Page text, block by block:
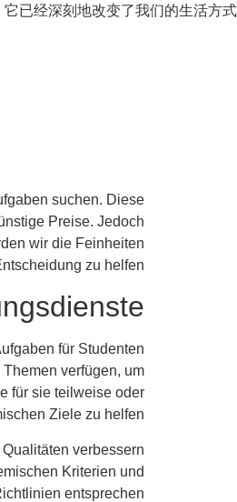
已经深刻地改变了我们的生活方式
suchen. Diese
Preise. Jedoch
wir die Feinheiten
zu helfen.
für Studenten
verfügen, um
für sie teilweise oder
Ziele zu helfen.
verbessern
Kriterien und
entsprechen.